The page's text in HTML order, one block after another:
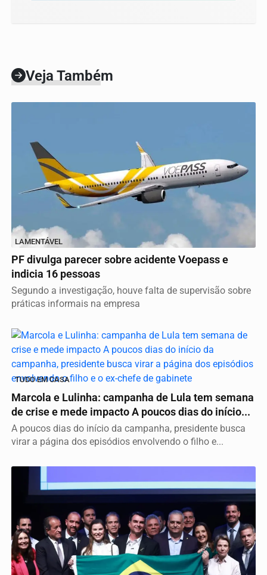
Veja Também
LAMENTÁVEL
PF divulga parecer sobre acidente Voepass e
indicia 16 pessoas
Segundo a investigação, houve falta de supervisão sobre
práticas informais na empresa
TUDO EM CASA
Marcola e Lulinha: campanha de Lula tem semana
de crise e mede impacto A poucos dias do início...
A poucos dias do início da campanha, presidente busca
virar a página dos episódios envolvendo o filho e...